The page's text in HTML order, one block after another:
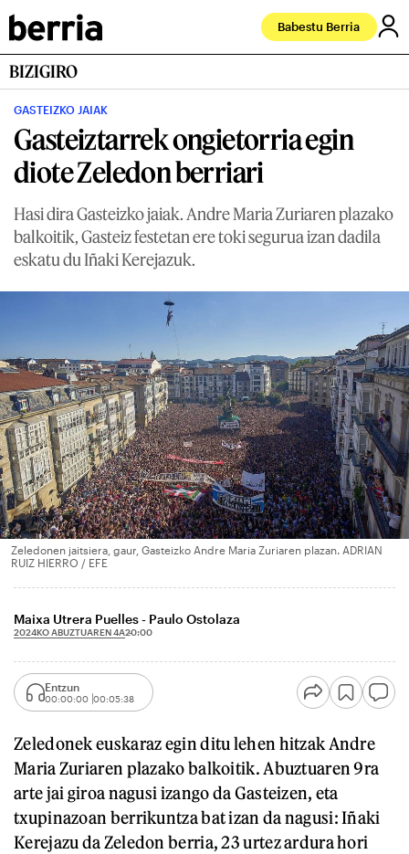
Babestu Berria
BIZIGIRO
GASTEIZKO JAIAK
Gasteiztarrek ongietorria egin
diote Zeledon berriari
Hasi dira Gasteizko jaiak. Andre Maria Zuriaren plazako
balkoitik, Gasteiz festetan ere toki segurua izan dadila
eskatu du Iñaki Kerejazuk.
Zeledonen jaitsiera, gaur, Gasteizko Andre Maria Zuriaren plazan. ADRIAN
RUIZ HIERRO / EFE
Maixa Utrera Puelles - Paulo Ostolaza
2024KO ABUZTUAREN 4A20:00
Entzun
00:00:00 00:05:38
Zeledonek euskaraz egin ditu lehen hitzak Andre
Maria Zuriaren plazako balkoitik. Abuztuaren 9ra
arte jai giroa nagusi izango da Gasteizen, eta
txupinazoan berrikuntza bat izan da nagusi: Iñaki
Kerejazu da Zeledon berria, 23 urtez ardura hori